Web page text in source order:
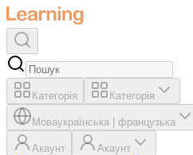
Категорія Категорія
Моваукраїнська французька
Акаунт Акаунт